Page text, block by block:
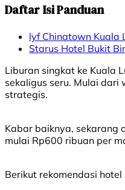
Daftar Isi Panduan
lyf Chinatown Kuala
Starus Hotel Bukit
Liburan singkat ke Kuala
sekaligus seru. Mulai
strategis.
Kabar baiknya, sekarang
mulai Rp600 ribuan per
Berikut rekomendasi